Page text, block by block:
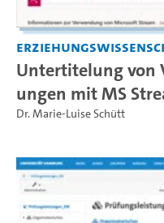
Untertitelung von
ungen mit MS
Dr. Marie-Luise Schütt